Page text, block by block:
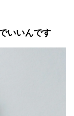
いいんです